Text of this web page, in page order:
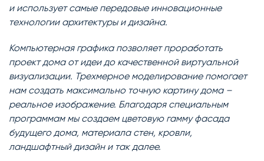
и использует самые передовые инновационные
технологии архитектуры и дизайна.
Компьютерная графика позволяет проработать
проект дома от идеи до качественной виртуальной
визуализации. Трехмерное моделирование помогает
нам создать максимально точную картину дома –
реальное изображение. Благодаря специальным
программам мы создаем цветовую гамму фасада
будущего дома, материала стен, кровли,
ландшафтный дизайн и так далее.